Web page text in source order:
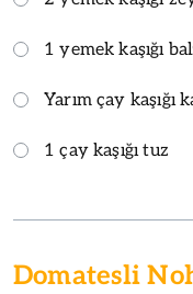
1 yemek kaşığı
Yarım çay kaşığı
1 çay kaşığı tuz
Domatesli